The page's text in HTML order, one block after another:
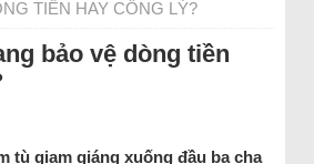
TIỀN HAY CÔNG LÝ?
bảo vệ dòng tiền
tù giam giáng xuống đầu ba cha